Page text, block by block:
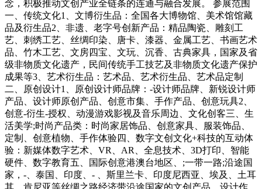
念，积极推动文创产业全链条的连通与融合发展。 参展范围
一、传统文化1、文博衍生品：全国各大博物馆、美术馆馆藏
品及衍生品2、非遗、老字号创新产品：精品陶瓷、雕刻工
艺、刺绣工艺、丝绸印染、唐卡、漆器、金属工艺、书画艺术
品、竹木工艺、文房四宝、文玩、沉香、古典家具，国家及省
级非物质文化遗产，民间传统手工技艺及非物质文化遗产保护
成果等3、艺术衍生品：艺术品、艺术衍生品、艺术品定制
二、原创设计1、原创设计师品牌：-设计师品牌、新锐设计师
产品、设计师原创产品、创意市集、手作产品、创意玩具2、
创意-衍生-授权、动漫游戏影视及音乐周边、文化创客三、生
活美学;时尚产品类：时尚家居饰品、创意家具、服装饰品、
定制、创意植物、手作体验四、数字文创文化+科技的互动体
验：新媒体数字艺术、VR、AR、全息技术、3D打印、智能
硬件、数字教育五、国际创意港澳台地区、;一带一路;沿途国
家，-、泰国、印度、- 、斯里兰卡、印度尼西亚、埃及、土耳